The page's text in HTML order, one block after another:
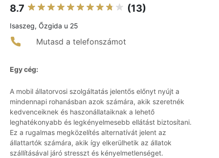
8.7 (13)
Isaszeg, Őzgida u 25
Mutasd a telefonszámot
Egy cég:
A mobil állatorvosi szolgáltatás jelentős előnyt nyújt a
mindennapi rohanásban azok számára, akik szeretnék
kedvenceiknek és haszonállataiknak a lehető
leghatékonyabb és legkényelmesebb ellátást biztosítani.
Ez a rugalmas megközelítés alternatívát jelent az
állattartók számára, akik így elkerülhetik az állatok
szállításával járó stresszt és kényelmetlenséget.